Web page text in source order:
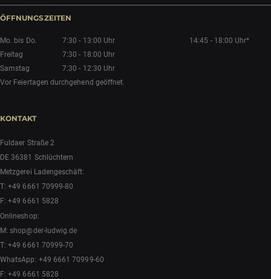
ÖFFNUNGSZEITEN
Mo. bis Do. 7:30 - 13:00 Uhr
14:45 - 18:00 Uhr*
Freitag
7:30 - 18:00 Uhr
Samstag
7:30 - 12:30 Uhr
Vor Feiertagen durchgehend geöffnet.
KONTAKT
Fuldaer Straße 2
DE 36381 Schlüchtern
Metzgerei Ladengeschäft:
T:+49 6661 70999-80
F: +49 6661 5828
Onlineshop:
M:shop@der-ludwig.de
T:+49 6661 70999-70
WhatsApp: +49 6661 70999-60
F: +49 6661 5828